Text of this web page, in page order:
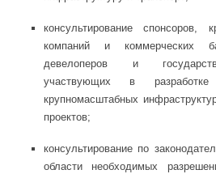
консультирование спонсоров,
компаний и коммерческих
девелоперов и
участвующих в
крупномасштабных
проектов;
консультирование по
области необходимых